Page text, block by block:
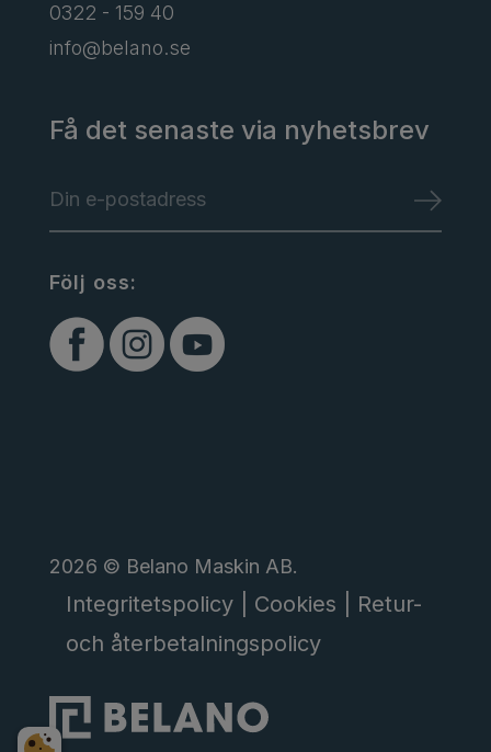
0322 - 159 40
info@belano.se
Få det senaste via nyhetsbrev
Följ oss:
2026 © Belano Maskin AB.
Integritetspolicy | Cookies | Retur-
och återbetalningspolicy